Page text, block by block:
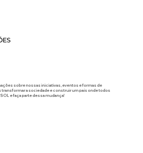
sobre nossas iniciativas, eventos e formas de
a sociedade e construir um país onde todos
e faça parte dessa mudança!